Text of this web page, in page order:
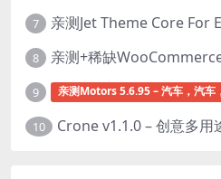
7
8
9 亲测Motors 5.6.95 – 汽车，汽
10